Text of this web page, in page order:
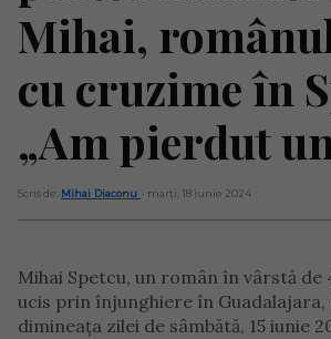
Mihai,
cu cruzime în
„Am pierdut
Scris de: Mihai Diaconu - marți, 18 iunie 2024
Mihai Spetcu, un român în vârstă de
ucis prin înjunghiere în Guadalajara,
dimineața zilei de sâmbătă, 15 iunie